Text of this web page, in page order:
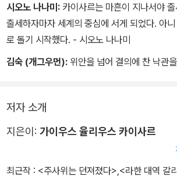
었던 불행과 헬베티족의 오랜 용맹을 기억해
카이사르는 사절에게 다음과 같이 답했다.
'카이사르는 그대가 언급한 과거의 사건을 잊지
을 것이다. 비록 카이사르가 과거의 모욕을 잊
두이족, 암바리족, 알로브로게스족을 공격한 것
시오노 나나미: 카이사르는 마흔이 지나서야
출세하자마자 세계의 중심에 서게 되었다. 아
로 돌기 시작했다. - 시오노 나나미
김숙 (개그우먼): 위안을 넘어 결의에 찬 낙관
저자 소개
지은이: 가이우스 율리우스 카이사르
최근작 : <주사위는 던져졌다> <라한 대역 갈